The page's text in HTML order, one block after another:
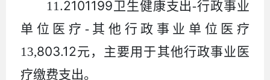
11 .2101199卫生健康支出-行政事业
单位医疗 -其他行政事业单位医疗
13,803.12元，主要用于其他行政事业医
疗缴费支出。